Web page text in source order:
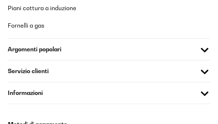
Piani cottura a induzione
Fornelli a gas
Argomenti popolari
Servizio clienti
Informazioni